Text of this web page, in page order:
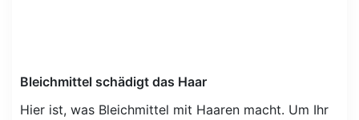
Bleichmittel schädigt das Haar
Hier ist, was Bleichmittel mit Haaren macht. Um Ihr